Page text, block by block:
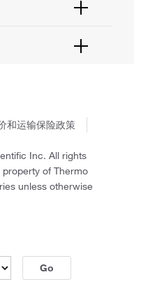
和运输保险政策
Inc. All rights
of Thermo
unless otherwise
Go